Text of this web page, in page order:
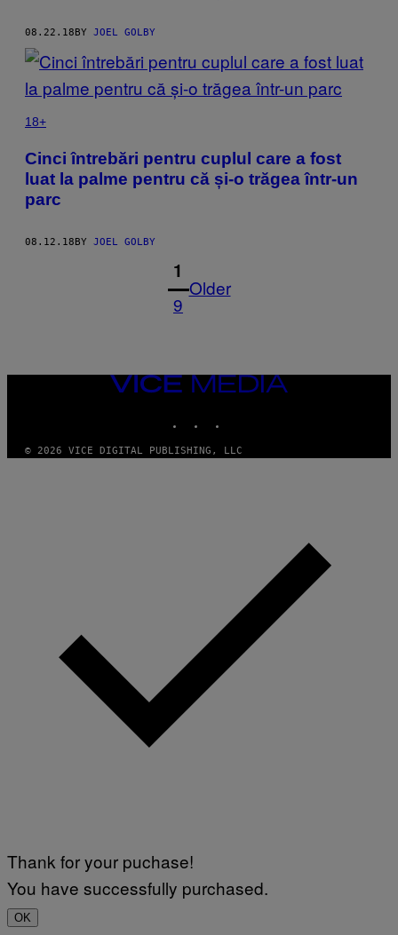
08.22.18BY JOEL GOLBY
18+
Cinci întrebări pentru cuplul care a fost
luat la palme pentru că și-o trăgea într-un
parc
08.12.18BY JOEL GOLBY
1
9
Older
VICE
MEDIA
© 2026 VICE DIGITAL PUBLISHING, LLC
Thank for your puchase!
You have successfully purchased.
OK